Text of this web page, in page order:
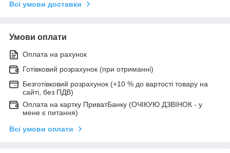
Всі умови доставки
Умови оплати
Оплата на рахунок
Готівковий розрахунок (при отриманні)
Безготівковий розрахунок (+10 % до вартості товару на
сайті, без ПДВ)
Оплата на картку ПриватБанку (ОЧІКУЮ ДЗВІНОК - у
мене є питання)
Всі умови оплати